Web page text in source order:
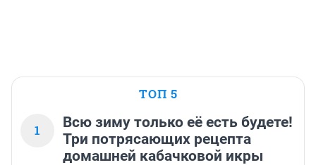
ТОП 5
1
Всю зиму только её есть будете!
Три потрясающих рецепта
домашней кабачковой икры